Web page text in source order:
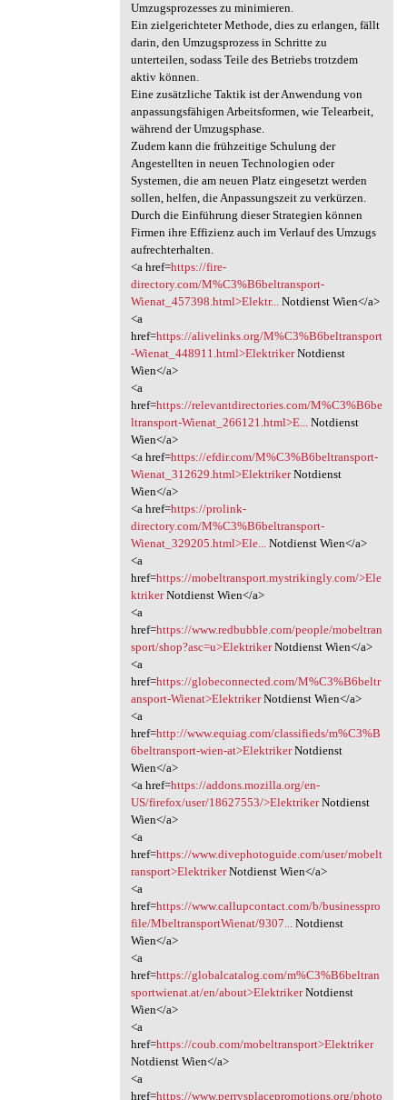
Umzugsprozesses zu minimieren.
Ein zielgerichteter Methode, dies zu erlangen, fällt
darin, den Umzugsprozess in Schritte zu
unterteilen, sodass Teile des Betriebs trotzdem
aktiv können.
Eine zusätzliche Taktik ist der Anwendung von
anpassungsfähigen Arbeitsformen, wie Telearbeit,
während der Umzugsphase.
Zudem kann die frühzeitige Schulung der
Angestellten in neuen Technologien oder
Systemen, die am neuen Platz eingesetzt werden
sollen, helfen, die Anpassungszeit zu verkürzen.
Durch die Einführung dieser Strategien können
Firmen ihre Effizienz auch im Verlauf des Umzugs
aufrechterhalten.
<a href=https://fire-
directory.com/M%C3%B6beltransport-
Wienat_457398.html>Elektr...Notdienst Wien</a>
<a
href=https://alivelinks.org/M%C3%B6beltransport
-Wienat_448911.html>ElektrikerNotdienst
Wien</a>
<a
href=https://relevantdirectories.com/M%C3%B6be
ltransport-Wienat_266121.html>E...Notdienst
Wien</a>
<a href=https://efdir.com/M%C3%B6beltransport-
Wienat_312629.html>ElektrikerNotdienst
Wien</a>
<a href=https://prolink-
directory.com/M%C3%B6beltransport-
Wienat_329205.html>Ele...Notdienst Wien</a>
<a
href=https://mobeltransport.mystrikingly.com/>Ele
ktrikerNotdienst Wien</a>
<a
href=https://www.redbubble.com/people/mobeltran
sport/shop?asc=u>ElektrikerNotdienst Wien</a>
<a
href=https://globeconnected.com/M%C3%B6beltr
ansport-Wienat>ElektrikerNotdienst Wien</a>
<a
href=http://www.equiag.com/classifieds/m%C3%B
6beltransport-wien-at>ElektrikerNotdienst
Wien</a>
<a href=https://addons.mozilla.org/en-
US/firefox/user/18627553/>ElektrikerNotdienst
Wien</a>
<a
href=https://www.divephotoguide.com/user/mobelt
ransport>ElektrikerNotdienst Wien</a>
<a
href=https://www.callupcontact.com/b/businesspro
file/MbeltransportWienat/9307...Notdienst
Wien</a>
<a
href=https://globalcatalog.com/m%C3%B6beltran
sportwienat.at/en/about>ElektrikerNotdienst
Wien</a>
<a
href=https://coub.com/mobeltransport>Elektriker
Notdienst Wien</a>
<a
href=https://www.perrysplacepromotions.org/photo